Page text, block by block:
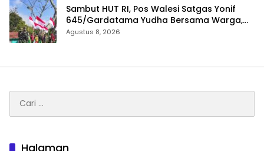
Sambut HUT RI, Pos Walesi Satgas Yonif
645/Gardatama Yudha Bersama Warga,
Kibarkan Merah Putih di Bukit Walesi
Agustus 8, 2026
untuk:
Halaman